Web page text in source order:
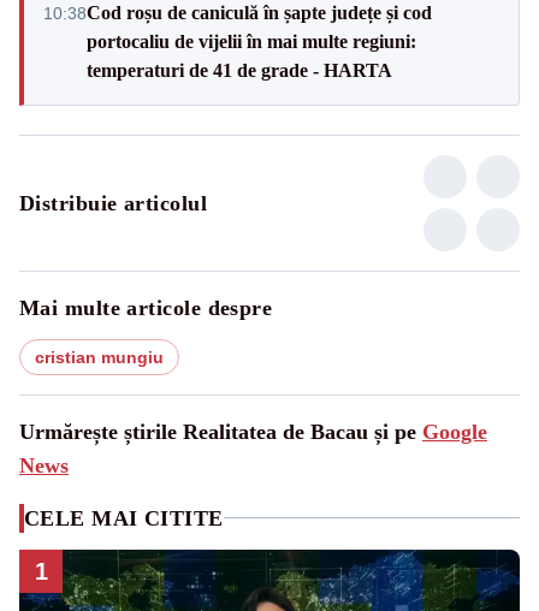
10:38Cod roșu de caniculă în șapte județe și cod
portocaliu de vijelii în mai multe regiuni:
temperaturi de 41 de grade - HARTA
Distribuie articolul
Mai multe articole despre
cristian mungiu
Urmărește știrile Realitatea de Bacau și pe Google
News
CELE MAI CITITE
1